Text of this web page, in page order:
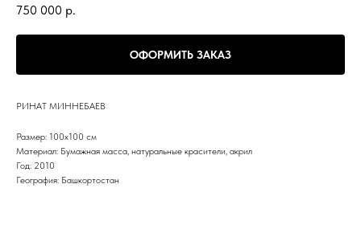
750 000 р.
ОФОРМИТЬ ЗАКАЗ
РИНАТ МИННЕБАЕВ
Размер: 100х100 см
Материал: Бумажная масса, натуральные красители, акрил
Год: 2010
География: Башкортостан